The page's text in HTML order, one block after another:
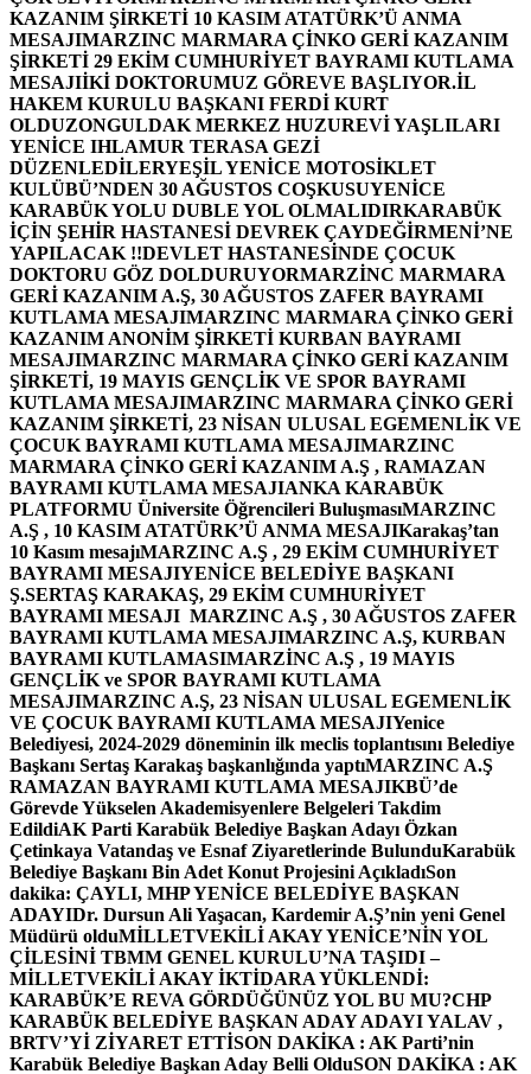
KAZANIM ŞİRKETİ 10 KASIM ATATÜRK’Ü ANMA
MESAJIMARZINC MARMARA ÇİNKO GERİ KAZANIM
ŞİRKETİ 29 EKİM CUMHURİYET BAYRAMI KUTLAMA
MESAJIİKİ DOKTORUMUZ GÖREVE BAŞLIYOR.İL
HAKEM KURULU BAŞKANI FERDİ KURT
OLDUZONGULDAK MERKEZ HUZUREVİ YAŞLILARI
YENİCE IHLAMUR TERASA GEZİ
DÜZENLEDİLERYEŞİL YENİCE MOTOSİKLET
KULÜBÜ’NDEN 30 AĞUSTOS COŞKUSUYENİCE
KARABÜK YOLU DUBLE YOL OLMALIDIRKARABÜK
İÇİN ŞEHİR HASTANESİ DEVREK ÇAYDEĞİRMENİ’NE
YAPILACAK !!DEVLET HASTANESİNDE ÇOCUK
DOKTORU GÖZ DOLDURUYORMARZİNC MARMARA
GERİ KAZANIM A.Ş, 30 AĞUSTOS ZAFER BAYRAMI
KUTLAMA MESAJIMARZINC MARMARA ÇİNKO GERİ
KAZANIM ANONİM ŞİRKETİ KURBAN BAYRAMI
MESAJIMARZINC MARMARA ÇİNKO GERİ KAZANIM
ŞİRKETİ, 19 MAYIS GENÇLİK VE SPOR BAYRAMI
KUTLAMA MESAJIMARZINC MARMARA ÇİNKO GERİ
KAZANIM ŞİRKETİ, 23 NİSAN ULUSAL EGEMENLİK VE
ÇOCUK BAYRAMI KUTLAMA MESAJIMARZINC
MARMARA ÇİNKO GERİ KAZANIM A.Ş , RAMAZAN
BAYRAMI KUTLAMA MESAJIANKA KARABÜK
PLATFORMU Üniversite Öğrencileri BuluşmasıMARZINC
A.Ş , 10 KASIM ATATÜRK’Ü ANMA MESAJIKarakaş’tan
10 Kasım mesajıMARZINC A.Ş , 29 EKİM CUMHURİYET
BAYRAMI MESAJIYENİCE BELEDİYE BAŞKANI
Ş.SERTAŞ KARAKAŞ, 29 EKİM CUMHURİYET
BAYRAMI MESAJI MARZINC A.Ş , 30 AĞUSTOS ZAFER
BAYRAMI KUTLAMA MESAJIMARZINC A.Ş, KURBAN
BAYRAMI KUTLAMASIMARZİNC A.Ş , 19 MAYIS
GENÇLİK ve SPOR BAYRAMI KUTLAMA
MESAJIMARZINC A.Ş, 23 NİSAN ULUSAL EGEMENLİK
VE ÇOCUK BAYRAMI KUTLAMA MESAJIYenice
Belediyesi, 2024-2029 döneminin ilk meclis toplantısını Belediye
Başkanı Sertaş Karakaş başkanlığında yaptıMARZINC A.Ş
RAMAZAN BAYRAMI KUTLAMA MESAJIKBÜ’de
Görevde Yükselen Akademisyenlere Belgeleri Takdim
EdildiAK Parti Karabük Belediye Başkan Adayı Özkan
Çetinkaya Vatandaş ve Esnaf Ziyaretlerinde BulunduKarabük
Belediye Başkanı Bin Adet Konut Projesini AçıkladıSon
dakika: ÇAYLI, MHP YENİCE BELEDİYE BAŞKAN
ADAYIDr. Dursun Ali Yaşacan, Kardemir A.Ş’nin yeni Genel
Müdürü olduMİLLETVEKİLİ AKAY YENİCE’NİN YOL
ÇİLESİNİ TBMM GENEL KURULU’NA TAŞIDI –
MİLLETVEKİLİ AKAY İKTİDARA YÜKLENDİ:
KARABÜK’E REVA GÖRDÜĞÜNÜZ YOL BU MU?CHP
KARABÜK BELEDİYE BAŞKAN ADAY ADAYI YALAV ,
BRTV’Yİ ZİYARET ETTİSON DAKİKA : AK Parti’nin
Karabük Belediye Başkan Aday Belli OlduSON DAKİKA : AK